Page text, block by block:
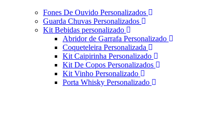
Fones De Ouvido Personalizados
Guarda Chuvas Personalizados
Kit Bebidas personalizado
Abridor de Garrafa Personalizado
Coqueteleira Personalizada
Kit Caipirinha Personalizado
Kit De Copos Personalizados
Kit Vinho Personalizado
Porta Whisky Personalizado